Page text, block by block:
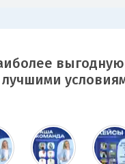
лучшими